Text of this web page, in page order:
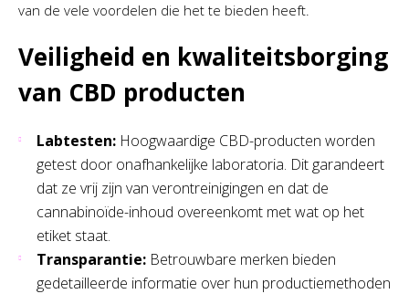
van de vele voordelen die het te bieden heeft.
Veiligheid en kwaliteitsborging
van CBD producten
Labtesten: Hoogwaardige CBD-producten worden
getest door onafhankelijke laboratoria. Dit garandeert
dat ze vrij zijn van verontreinigingen en dat de
cannabinoïde-inhoud overeenkomt met wat op het
etiket staat.
Transparantie: Betrouwbare merken bieden
gedetailleerde informatie over hun productiemethoden